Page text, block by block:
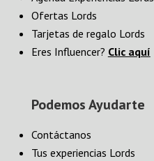
Ofertas Lords
Tarjetas de regalo Lords
Eres Influencer? Clic aquí
Podemos Ayudarte
Contáctanos
Tus experiencias Lords